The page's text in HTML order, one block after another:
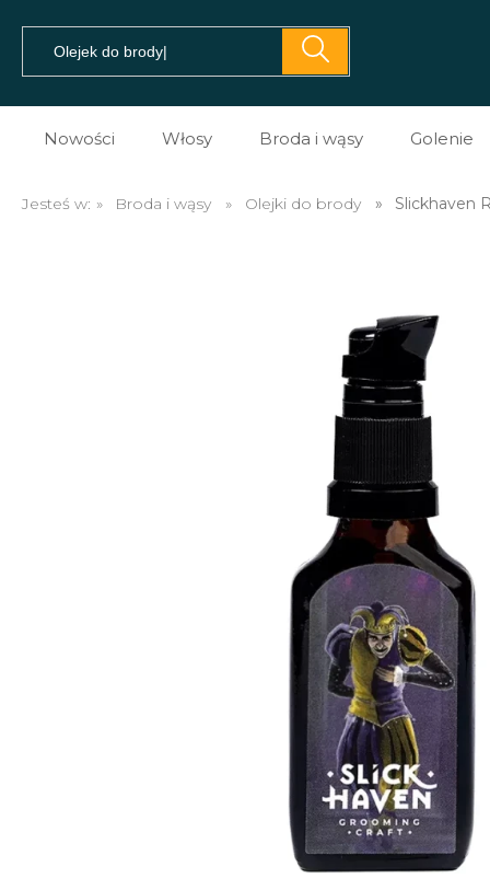
Nowości Włosy
Sól morska do włosów
Krem do włosów
Odżywki do włosów
Szampony do włosów
Pudry do włosów
Farby do włosów
Akcesoria do włosów
Wybór blogera Popraw wONs
Broda i wąsy
Prezent dla brodacza
Szampony do brody
Na porost brody
Mydło do brody
Akcesoria do brody i
Woski do wąsów
Odżywki do brody
Wosk do brody
Peeling do brody
Farby do brody
Zestaw dla brodacza
Golenie
Jesteś w: » Broda i wąsy » Olejki do brody » Slickhaven